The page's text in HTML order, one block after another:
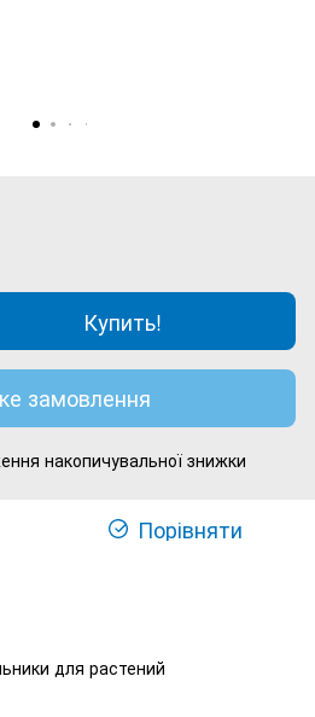
Купить!
замовлення
накопичувальної знижки
Порівняти
для растений